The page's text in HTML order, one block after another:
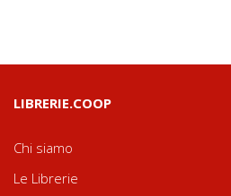
LIBRERIE.COOP
Chi siamo
Le Librerie